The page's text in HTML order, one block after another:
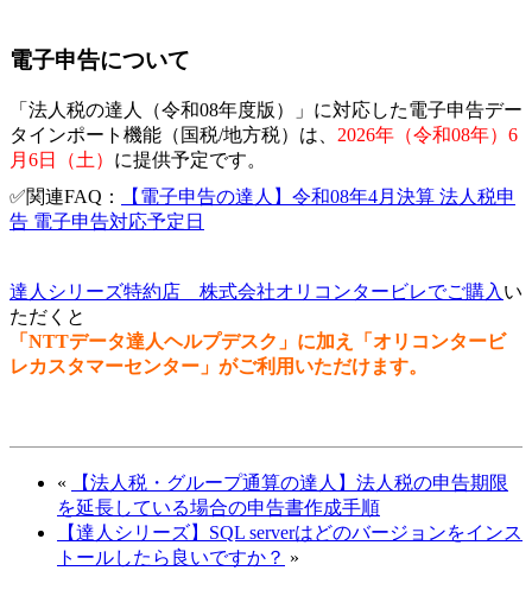
電子申告について
「法人税の達人（令和08年度版）」に対応した電子申告デー
タインポート機能（国税/地方税）は、 2026年（令和08年）6
月6日（土） に提供予定です。
✅関連FAQ：
【電子申告の達人】令和08年4月決算 法人税申
告 電子申告対応予定日
達人シリーズ特約店 株式会社オリコンタービレでご購入 い
ただくと
「NTTデータ達人ヘルプデスク」に加え「オリコンタービ
レカスタマーセンター」がご利用いただけます。
«
【法人税・グループ通算の達人】法人税の申告期限
を延長している場合の申告書作成手順
【達人シリーズ】SQL serverはどのバージョンをインス
トールしたら良いですか？ »